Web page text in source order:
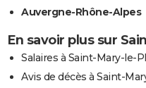
Auvergne-Rhône-Alpes
En savoir plus sur
Salaires à Saint-Mary-le-
Avis de décès à Saint-